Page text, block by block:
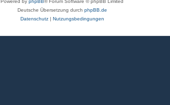
Deutsche Übersetzung durch phpBB.de
Datenschutz| Nutzungsbedingungen